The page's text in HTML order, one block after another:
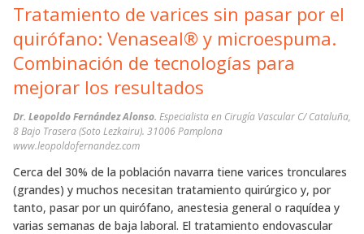
Tratamiento de varices sin pasar por el
quirófano: Venaseal® y microespuma.
Combinación de tecnologías para
mejorar los resultados
Dr. Leopoldo Fernández Alonso. Especialista en Cirugía Vascular C/ Cataluña,
8 Bajo Trasera (Soto Lezkairu). 31006 Pamplona
www.leopoldofernandez.com
Cerca del 30% de la población navarra tiene varices tronculares
(grandes) y muchos necesitan tratamiento quirúrgico y, por
tanto, pasar por un quirófano, anestesia general o raquídea y
varias semanas de baja laboral. El tratamiento endovascular